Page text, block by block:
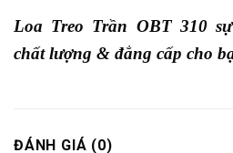
Loa Treo Trần OBT 310
chất lượng & đẳng cấp cho
ĐÁNH GIÁ (0)